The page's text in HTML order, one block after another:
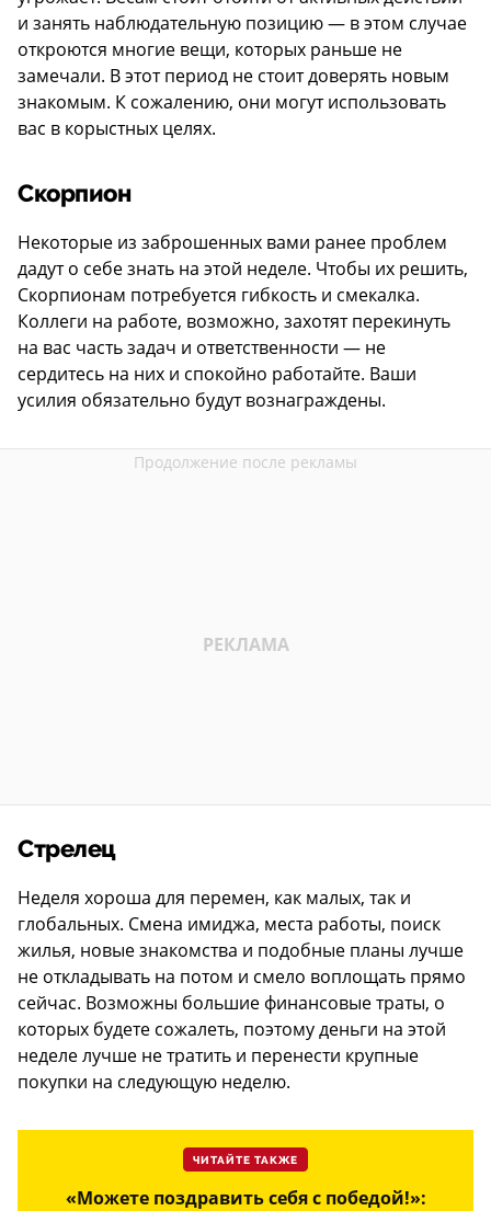
и занять наблюдательную позицию — в этом случае
откроются многие вещи, которых раньше не
замечали. В этот период не стоит доверять новым
знакомым. К сожалению, они могут использовать
вас в корыстных целях.
Скорпион
Некоторые из заброшенных вами ранее проблем
дадут о себе знать на этой неделе. Чтобы их решить,
Скорпионам потребуется гибкость и смекалка.
Коллеги на работе, возможно, захотят перекинуть
на вас часть задач и ответственности — не
сердитесь на них и спокойно работайте. Ваши
усилия обязательно будут вознаграждены.
Стрелец
Неделя хороша для перемен, как малых, так и
глобальных. Смена имиджа, места работы, поиск
жилья, новые знакомства и подобные планы лучше
не откладывать на потом и смело воплощать прямо
сейчас. Возможны большие финансовые траты, о
которых будете сожалеть, поэтому деньги на этой
неделе лучше не тратить и перенести крупные
покупки на следующую неделю.
ЧИТАЙТЕ ТАКЖЕ
«Можете поздравить себя с победой!»: